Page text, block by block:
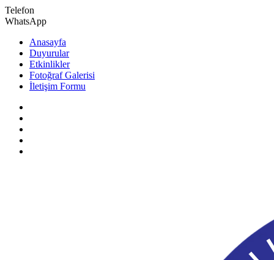
Telefon
WhatsApp
Anasayfa
Duyurular
Etkinlikler
Fotoğraf Galerisi
İletişim Formu